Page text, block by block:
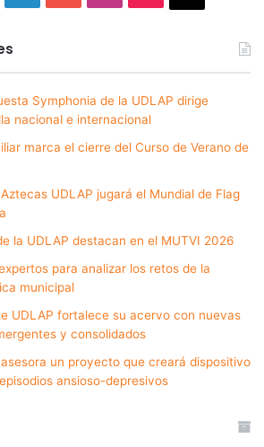
Symphonia de la UDLAP dirige
nacional e internacional
marca el cierre del Curso de Verano de
UDLAP jugará el Mundial de Flag
la UDLAP destacan en el MUTVI 2026
para analizar los retos de la
municipal
UDLAP fortalece su acervo con nuevas
y consolidados
un proyecto que creará dispositivo
ansioso-depresivos